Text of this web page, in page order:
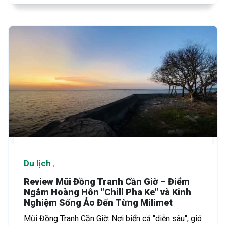
Du lịch
Review Mũi Đồng Tranh Cần Giờ – Điểm
Ngắm Hoàng Hôn "Chill Pha Ke" và Kinh
Nghiệm Sống Ảo Đến Từng Milimet
Mũi Đồng Tranh Cần Giờ: Nơi biển cả "diễn sâu", gió